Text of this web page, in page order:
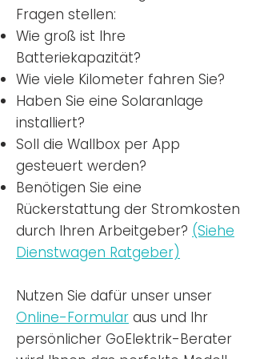
Fragen stellen:
Wie groß ist Ihre
Batteriekapazität?
Wie viele Kilometer fahren Sie?
Haben Sie eine Solaranlage
installiert?
Soll die Wallbox per App
gesteuert werden?
Benötigen Sie eine
Rückerstattung der Stromkosten
durch Ihren Arbeitgeber? (Siehe
Dienstwagen Ratgeber)
Nutzen Sie dafür unser unser
Online-Formular aus und Ihr
persönlicher GoElektrik-Berater